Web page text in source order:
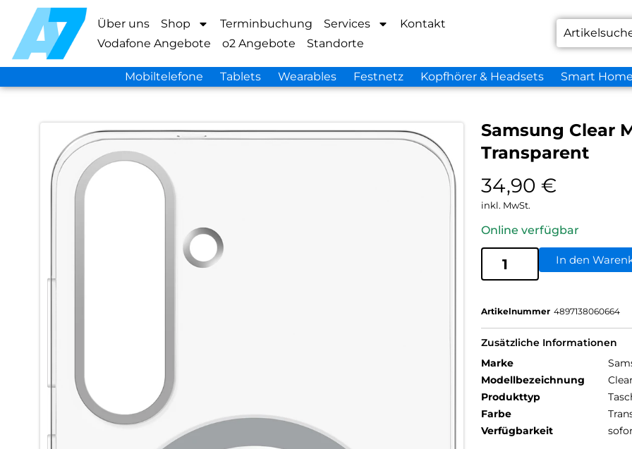
Über uns Shop Terminbuchung Services
Kontakt
Vodafone Angebote
o2 Angebote Standorte
Mobiltelefone Tablets Wearables Festnetz Kopfhörer & Headsets Smart
Samsung Clear
Transparent
34,90 €
inkl. MwSt.
Online verfügbar
In den
Artikelnummer 4897138060664
Zusätzliche Informationen
Marke
Modellbezeichnung
Produkttyp
Farbe
Verfügbarkeit